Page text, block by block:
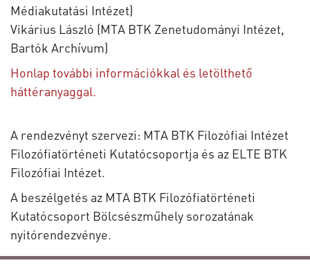
Médiakutatási Intézet)
Vikárius László (MTA BTK Zenetudományi Intézet,
Bartók Archívum)
Honlap további információkkal és letölthető
háttéranyaggal.
A rendezvényt szervezi: MTA BTK Filozófiai Intézet
Filozófiatörténeti Kutatócsoportja és az ELTE BTK
Filozófiai Intézet.
A beszélgetés az MTA BTK Filozófiatörténeti
Kutatócsoport Bölcsészműhely sorozatának
nyitórendezvénye.